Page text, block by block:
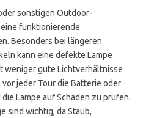
sonstigen Outdoor-
funktionierende
Besonders bei längeren
kann eine defekte Lampe
weniger gute Lichtverhältnisse
vor jeder Tour die Batterie oder
Lampe auf Schäden zu prüfen.
sind wichtig, da Staub,